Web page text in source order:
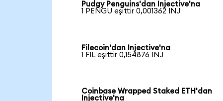
Pudgy Penguins'dan Injective'na
1 PENGU eşittir 0,001362 INJ
Filecoin'dan Injective'na
1 FIL eşittir 0,154876 INJ
Coinbase Wrapped Staked ETH'dan
Injective'na